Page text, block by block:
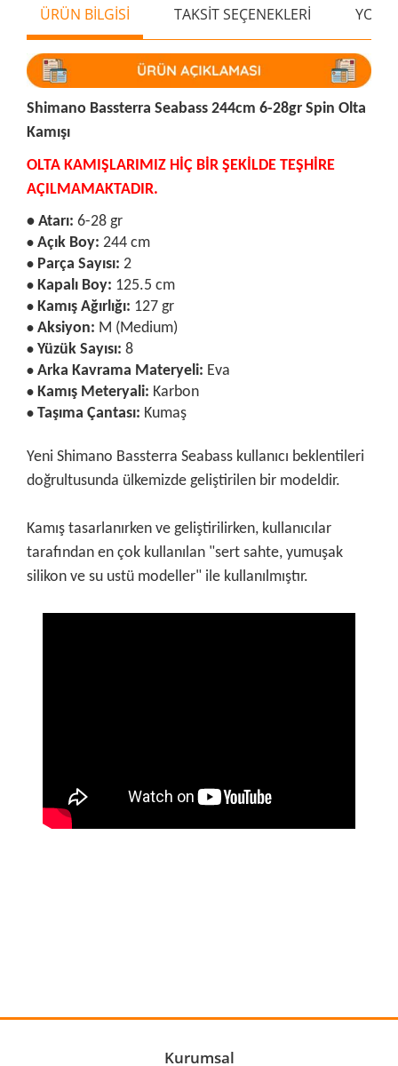
ÜRÜN BİLGİSİ TAKSİT SEÇENEKLERİ
Shimano Bassterra Seabass 244cm 6-28gr Spin Olta
Kamışı
OLTA KAMIŞLARIMIZ HİÇ BİR ŞEKİLDE TEŞHİRE
AÇILMAMAKTADIR.
• Atarı: 6-28 gr
• Açık Boy: 244 cm
• Parça Sayısı: 2
• Kapalı Boy: 125.5 cm
• Kamış Ağırlığı: 127 gr
• Aksiyon: M (Medium)
• Yüzük Sayısı: 8
• Arka Kavrama Materyeli: Eva
• Kamış Meteryali: Karbon
• Taşıma Çantası: Kumaş
Yeni Shimano Bassterra Seabass kullanıcı beklentileri
doğrultusunda ülkemizde geliştirilen bir modeldir.
Kamış tasarlanırken ve geliştirilirken, kullanıcılar
tarafından en çok kullanılan "sert sahte, yumuşak
silikon ve su ustü modeller" ile kullanılmıştır.
Ürün açıklamasında eksik bilgiler bulunuyor.
Ürün bilgilerinde hatalar bulunuyor.
Kurumsal